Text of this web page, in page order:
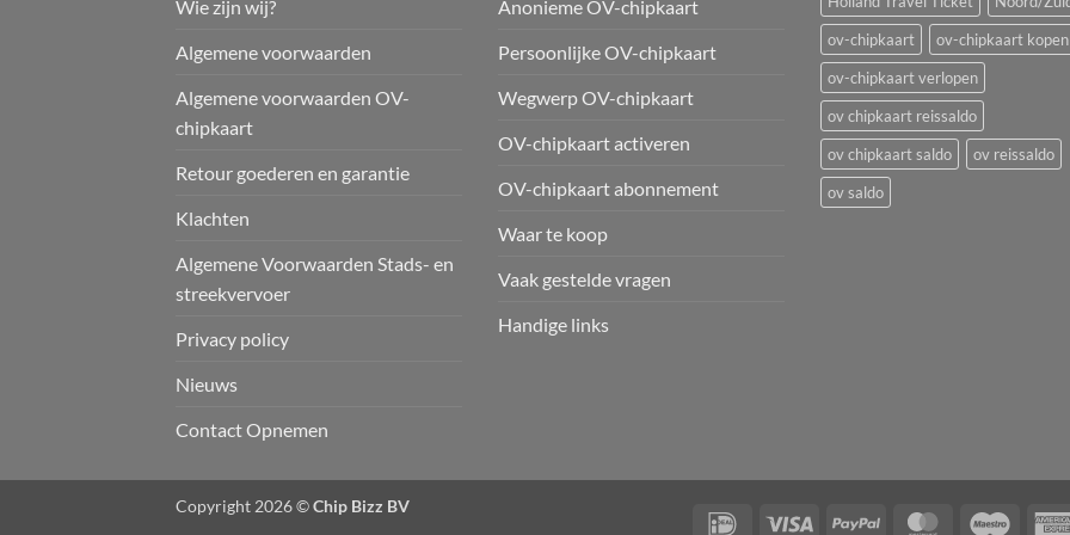
Wie zijn wij?
Algemene voorwaarden
Algemene voorwaarden OV-
chipkaart
Retour goederen en garantie
Klachten
Algemene Voorwaarden Stads- en
streekvervoer
Privacy policy
Nieuws
Contact Opnemen
Anonieme OV-chipkaart
Persoonlijke OV-chipkaart
Wegwerp OV-chipkaart
OV-chipkaart activeren
OV-chipkaart abonnement
Waar te koop
Vaak gestelde vragen
Handige links
ov-chipkaart
ov-chipkaart kopen
ov-chipkaart verlopen
ov chipkaart reissaldo
ov chipkaart saldo
ov reissaldo
ov saldo
IDeal Visa PayPal MasterCard
Copyright 2026 ©Chip Bizz BV